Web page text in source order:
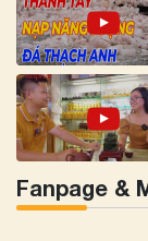
Fanpage &